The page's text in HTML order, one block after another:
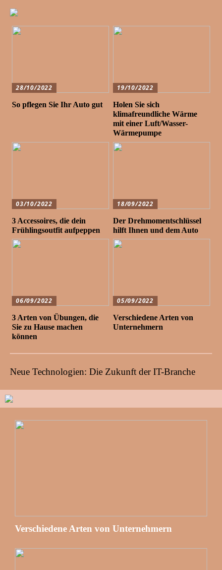
28/10/2022
So pflegen Sie Ihr Auto gut
19/10/2022
Holen Sie sich
klimafreundliche Wärme
mit einer Luft/Wasser-
Wärmepumpe
03/10/2022
3 Accessoires, die dein
Frühlingsoutfit aufpeppen
18/09/2022
Der Drehmomentschlüssel
hilft Ihnen und dem Auto
06/09/2022
3 Arten von Übungen, die
Sie zu Hause machen
können
05/09/2022
Verschiedene Arten von
Unternehmern
Neue Technologien: Die Zukunft der IT-Branche
Verschiedene Arten von Unternehmern